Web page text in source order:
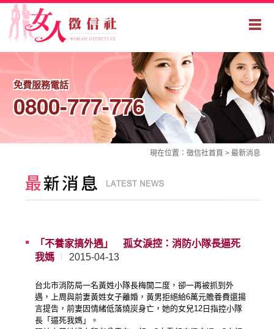
免費服務電話
0800-777-776
現在位置： 徵信社首頁 > 最新消息
「不養家搞外遇」 孤女淚控：消防小隊長逼死
我媽
2015-04-13
台北市消防局一名黃姓小隊長梅開二度，卻一再被抓到外
遇，上周與前妻黃姓女子離婚，黃男拒絕給6萬元贍養費還揚
言提告，前妻因情緒低落燒炭身亡，她的女兒12日指控小隊
長「逼死我媽」。